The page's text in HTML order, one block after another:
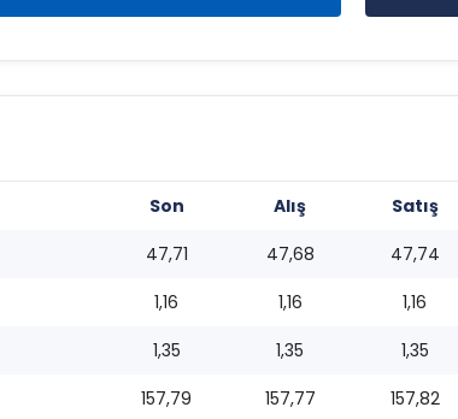
Son Alış Satış
47,71 47,68 47,74
1,16 1,16 1,16
1,35 1,35 1,35
157,79 157,77 157,82